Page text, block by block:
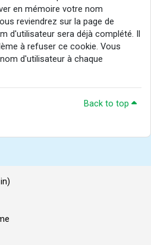
en mémoire votre nom
reviendrez sur la page de
d'utilisateur sera déjà complété. Il
à refuser ce cookie. Vous
d'utilisateur à chaque
Back to top
)